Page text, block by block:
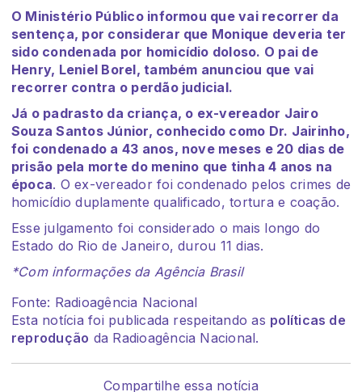
O Ministério Público informou que vai recorrer da
sentença, por considerar que Monique deveria ter
sido condenada por homicídio doloso. O pai de
Henry, Leniel Borel, também anunciou que vai
recorrer contra o perdão judicial.
Já o padrasto da criança, o ex-vereador Jairo
Souza Santos Júnior, conhecido como Dr. Jairinho,
foi condenado a 43 anos, nove meses e 20 dias de
prisão pela morte do menino que tinha 4 anos na
época. O ex-vereador foi condenado pelos crimes de
homicídio duplamente qualificado, tortura e coação.
Esse julgamento foi considerado o mais longo do
Estado do Rio de Janeiro, durou 11 dias.
*Com informações da Agência Brasil
Fonte: Radioagência Nacional
Esta notícia foi publicada respeitando as políticas de
reprodução da Radioagência Nacional.
Compartilhe essa notícia